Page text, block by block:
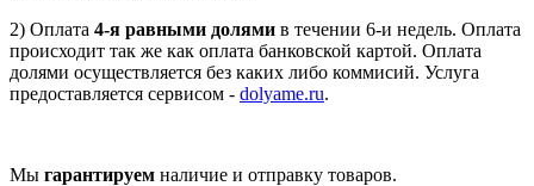
2) Оплата 4-я равными долями в течении 6-и недель. Оплата
происходит так же как оплата банковской картой. Оплата
долями осуществляется без каких либо коммисий. Услуга
предоставляется сервисом - dolyame.ru.
Мы гарантируем наличие и отправку товаров.